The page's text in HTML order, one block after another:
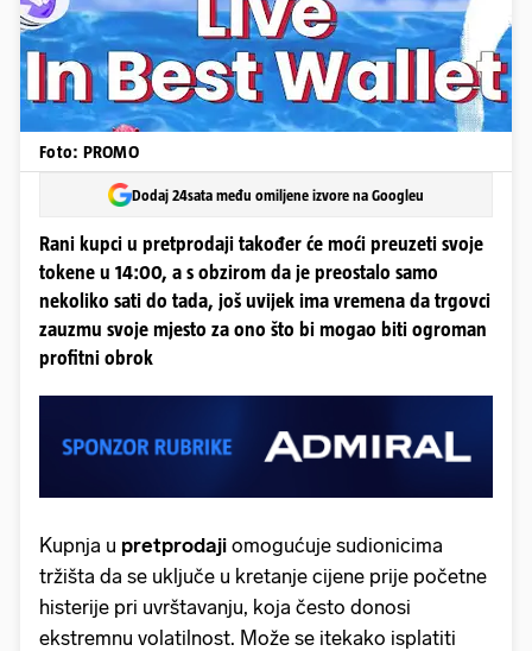
Foto: PROMO
Dodaj 24sata među omiljene izvore na Googleu
Rani kupci u pretprodaji također će moći preuzeti svoje
tokene u 14:00, a s obzirom da je preostalo samo
nekoliko sati do tada, još uvijek ima vremena da trgovci
zauzmu svoje mjesto za ono što bi mogao biti ogroman
profitni obrok
Kupnja u pretprodaji omogućuje sudionicima
tržišta da se uključe u kretanje cijene prije početne
histerije pri uvrštavanju, koja često donosi
ekstremnu volatilnost. Može se itekako isplatiti